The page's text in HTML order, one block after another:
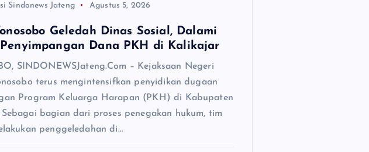
Sindonews Jateng Agustus 5, 2026
Geledah Dinas Sosial, Dalami
Dana PKH di Kalikajar
SINDONEWSJateng.Com – Kejaksaan Negeri
terus mengintensifkan penyidikan dugaan
Program Keluarga Harapan (PKH) di Kabupaten
Sebagai bagian dari proses penegakan hukum, tim
penggeledahan di…